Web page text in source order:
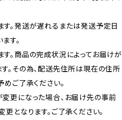
。発送が遅れるまたは発送予定日
す。
。商品の完成状況によってお届けが
。その為、配送先住所は現在の住所
めご了承ください。
更になった場合、お届け先の事前
となります。ご了承ください。